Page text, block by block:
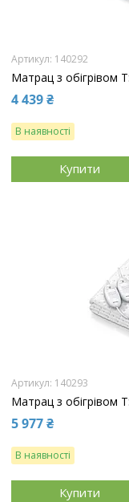
140292
Матрац з обігрівом
4 439 ₴
В наявності
Купити
140293
Матрац з обігрівом
5 977 ₴
В наявності
Купити